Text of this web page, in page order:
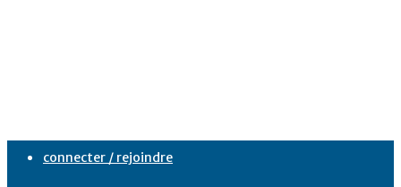
connecter / rejoindre